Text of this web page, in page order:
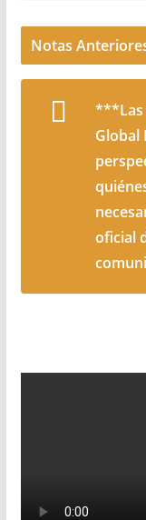
Notas
***Las
Global
oficial